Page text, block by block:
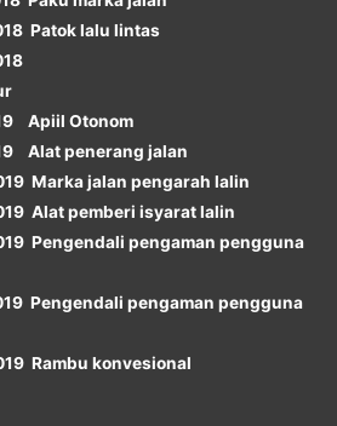
Patok lalu lintas
Apiil Otonom
Alat penerang jalan
Marka jalan pengarah lalin
Alat pemberi isyarat lalin
Pengendali pengaman pengguna
Pengendali pengaman pengguna
Rambu konvesional